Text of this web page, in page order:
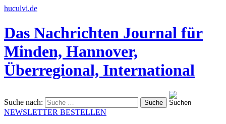
huculvi.de
Das Nachrichten Journal für
Minden, Hannover,
Überregional, International
Suche nach:
NEWSLETTER BESTELLEN